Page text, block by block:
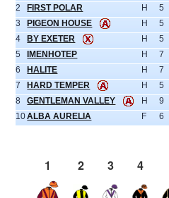
2
FIRST POLAR H 5
3
PIGEON HOUSE H 5
4
BY EXETER H 5
5
IMENHOTEP H 7
6
HALITE H 7
7
HARD TEMPER H 5
8
GENTLEMAN VALLEY H 9
10ALBA AURELIA F 6
1 2 3 4